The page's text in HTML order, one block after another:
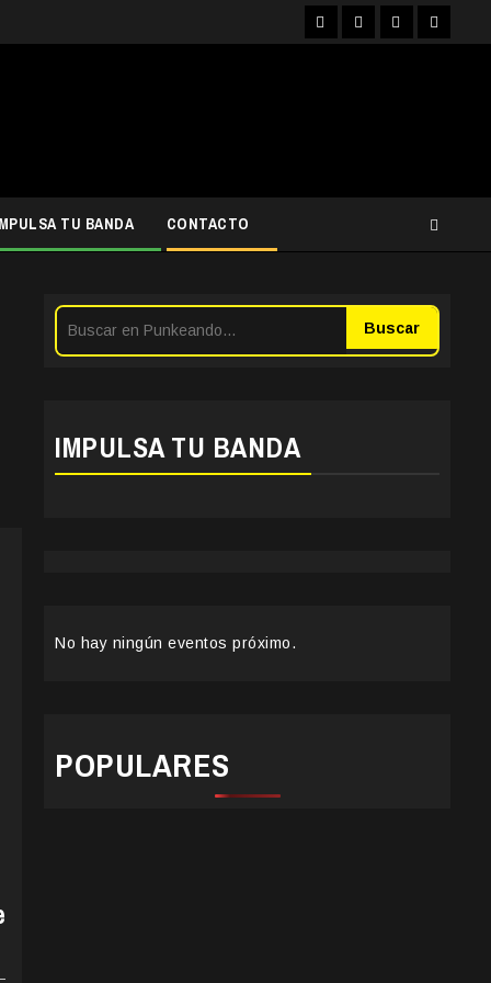
FacebookInstagram
YouTubeTwitter
TU BANDA CONTACTO
Buscar
IMPULSA TU BANDA
No hay ningún eventos próximo.
POPULARES